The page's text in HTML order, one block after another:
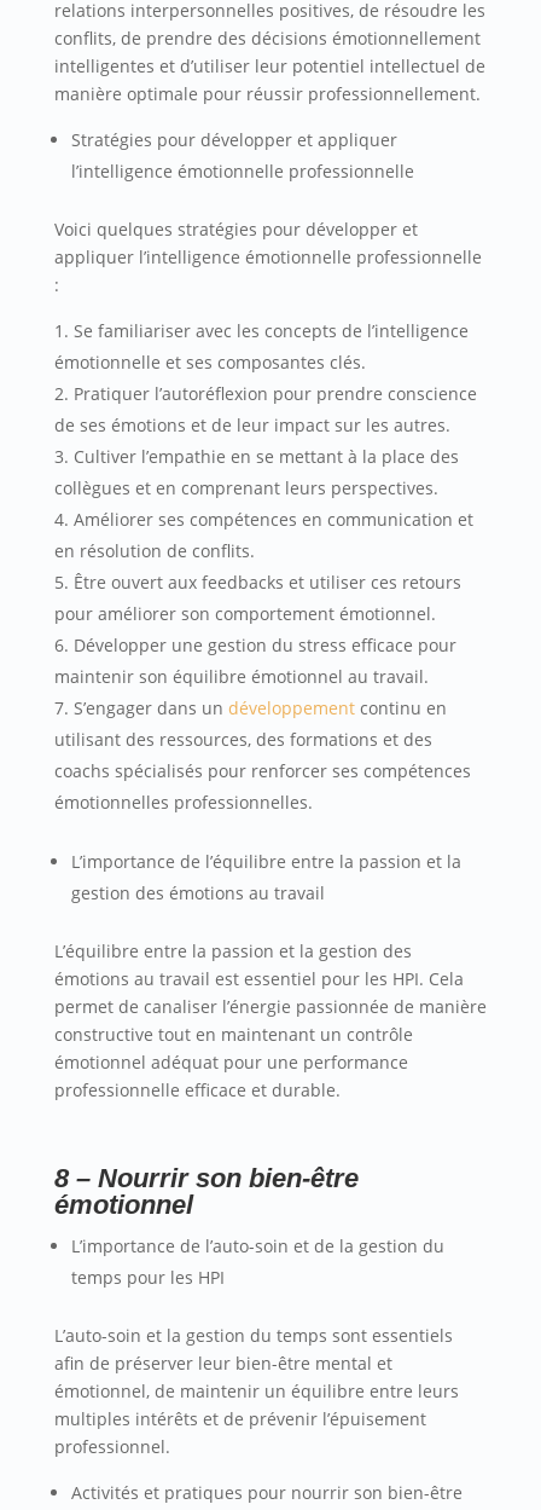
relations interpersonnelles positives, de résoudre les
conflits, de prendre des décisions émotionnellement
intelligentes et d’utiliser leur potentiel intellectuel de
manière optimale pour réussir professionnellement.
Stratégies pour développer et appliquer
l’intelligence émotionnelle professionnelle
Voici quelques stratégies pour développer et
appliquer l’intelligence émotionnelle professionnelle
:
Se familiariser avec les concepts de l’intelligence
émotionnelle et ses composantes clés.
Pratiquer l’autoréflexion pour prendre conscience
de ses émotions et de leur impact sur les autres.
Cultiver l’empathie en se mettant à la place des
collègues et en comprenant leurs perspectives.
Améliorer ses compétences en communication et
en résolution de conflits.
Être ouvert aux feedbacks et utiliser ces retours
pour améliorer son comportement émotionnel.
Développer une gestion du stress efficace pour
maintenir son équilibre émotionnel au travail.
S’engager dans un développement continu en
utilisant des ressources, des formations et des
coachs spécialisés pour renforcer ses compétences
émotionnelles professionnelles.
L’importance de l’équilibre entre la passion et la
gestion des émotions au travail
L’équilibre entre la passion et la gestion des
émotions au travail est essentiel pour les HPI. Cela
permet de canaliser l’énergie passionnée de manière
constructive tout en maintenant un contrôle
émotionnel adéquat pour une performance
professionnelle efficace et durable.
8 – Nourrir son bien-être
émotionnel
L’importance de l’auto-soin et de la gestion du
temps pour les HPI
L’auto-soin et la gestion du temps sont essentiels
afin de préserver leur bien-être mental et
émotionnel, de maintenir un équilibre entre leurs
multiples intérêts et de prévenir l’épuisement
professionnel.
Activités et pratiques pour nourrir son bien-être